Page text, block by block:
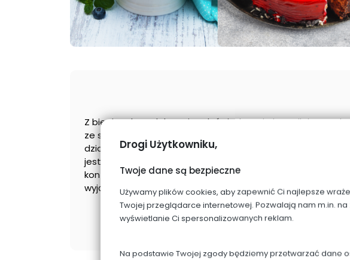
Drogi Użytkowniku,
Twoje dane są bezpieczne
Używamy plików cookies, aby zapewnić Ci najlepsze
Twojej przeglądarce internetowej. Pozwalają nam m.in.
wyświetlanie Ci spersonalizowanych reklam.
Na podstawie Twojej zgody będziemy przetwarzać dane
Z biegiem lat, zdobywając doświadczenie i rozwijając
ze swoim synem Piotrem, postanowili poszerzyć swoją
działalność. W roku 1999 powstała Cukiernia Mel, która do
jest dumą rodziny Trzaska. Piotr Trzaska, dzisiaj kierujący
kontynuuje tradycję rodziców, dbając o to, aby każdy wypiek
wyjątkowy smak i charakter.